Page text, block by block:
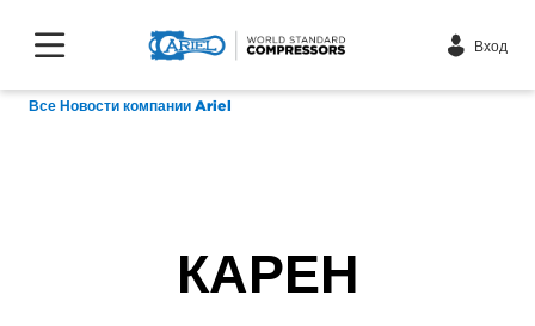
Вход
Все Новости компании Ariel
КАРЕН